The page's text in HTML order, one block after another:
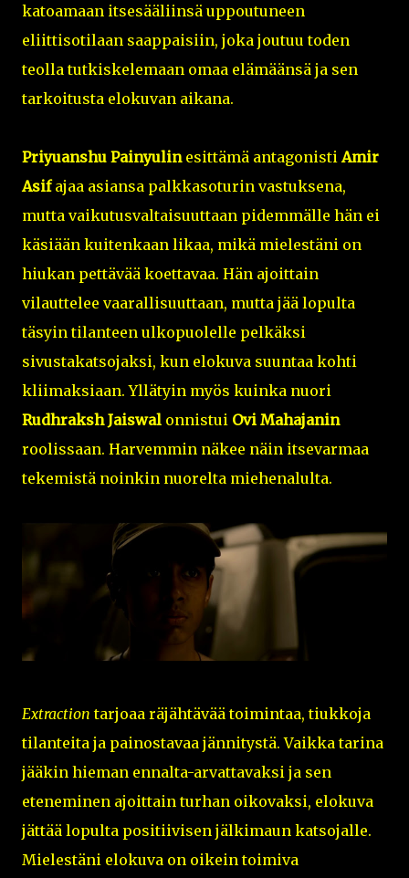
katoamaan itsesääliinsä uppoutuneen
eliittisotilaan saappaisiin, joka joutuu toden
teolla tutkiskelemaan omaa elämäänsä ja sen
tarkoitusta elokuvan aikana.
Priyuanshu Painyulinesittämä antagonisti Amir
Asifajaa asiansa palkkasoturin vastuksena,
mutta vaikutusvaltaisuuttaan pidemmälle hän ei
käsiään kuitenkaan likaa, mikä mielestäni on
hiukan pettävää koettavaa. Hän ajoittain
vilauttelee vaarallisuuttaan, mutta jää lopulta
täsyin tilanteen ulkopuolelle pelkäksi
sivustakatsojaksi, kun elokuva suuntaa kohti
kliimaksiaan. Yllätyin myös kuinka nuori
Rudhraksh Jaiswal onnistui Ovi Mahajanin
roolissaan. Harvemmin näkee näin itsevarmaa
tekemistä noinkin nuorelta miehenalulta.
Extraction tarjoaa räjähtävää toimintaa, tiukkoja
tilanteita ja painostavaa jännitystä. Vaikka tarina
jääkin hieman ennalta-arvattavaksi ja sen
eteneminen ajoittain turhan oikovaksi, elokuva
jättää lopulta positiivisen jälkimaun katsojalle.
Mielestäni elokuva on oikein toimiva